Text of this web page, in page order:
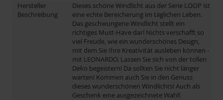
Hersteller
Beschreibung
Dieses schöne Windlicht aus der Serie LOOP ist
eine echte Bereicherung im täglichen Leben.
Das geschwungene Windlicht stellt ein
richtiges Must-Have dar! Nichts verschafft so
viel Freude, wie ein wunderschönes Design,
mit dem Sie Ihre Kreativität ausleben können -
mit LEONARDO. Lassen Sie sich von der tollen
Deko begeistern! Da sollten Sie nicht länger
warten! Kommen auch Sie in den Genuss
dieses wunderschönen Windlichts! Auch als
Geschenk eine ausgezeichnete Wahl!